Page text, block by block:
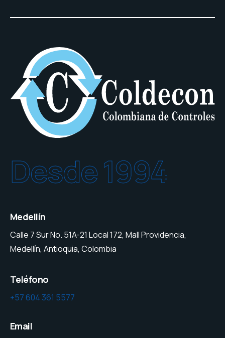
Desde 1994
Medellín
Calle 7 Sur No. 51A-21 Local 172, Mall Providencia,
Medellín, Antioquia, Colombia
Teléfono
+57 604 361 5577
Email